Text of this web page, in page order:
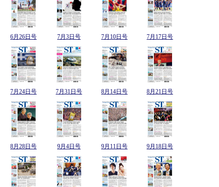
6月26日号 7月3日号 7月10日号 7月17日号
7月24日号 7月31日号 8月14日号 8月21日号
8月28日号 9月4日号 9月11日号 9月18日号